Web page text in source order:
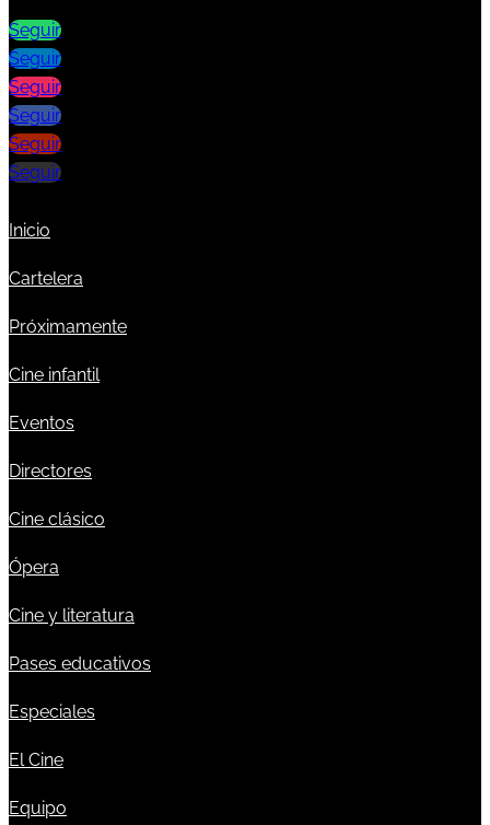
Seguir
Seguir
Seguir
Seguir
Seguir
Seguir
Inicio
Cartelera
Próximamente
Cine infantil
Eventos
Directores
Cine clásico
Ópera
Cine y literatura
Pases educativos
Especiales
El Cine
Equipo